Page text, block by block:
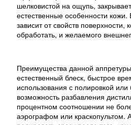
шелковистой на ощупь,
естественные особенности
зависит от свойств
обработать, и желаемого
Преимущества данной
естественный блеск, быстрое
использования с полировкой или
возможность разбавления
процентном соотношении не
аэрографом или краскопультом.